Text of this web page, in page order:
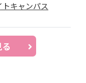
キャンパス